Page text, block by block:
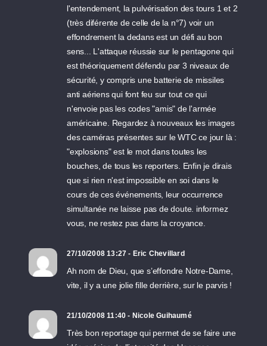
l'entendement, la pulvérisation des tours 1 et 2
(très diférente de celle de la n°7) voir un
effondrement la dedans est un défi au bon
sens... L'attaque réussie sur le pentagone qui
est théoriquement défendu par 3 niveaux de
sécurité, y compris une batterie de missiles
anti aériens qui font feu sur tout ce qui
n'envoie pas les codes "amis" de l'armée
américaine. Regardez à nouveaux les images
des caméras présentes sur le WTC ce jour là :
"explosions" est le mot dans toutes les
bouches, de tous les reporters. Enfin je dirais
que si rien n'est impossible en soi dans le
cours de ces événements, leur occurrence
simultanée ne laisse pas de doute. informez
vous, ne restez pas dans la croyance.
27/10/2008 13:27 - Eric Chevillard
Ah nom de Dieu, que s’effondre Notre-Dame,
vite, il y a une jolie fille derrière, sur le parvis !
21/10/2008 11:40 - Nicole Guihaumé
Très bon reportage qui permet de se faire une